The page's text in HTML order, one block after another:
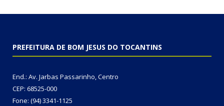
PREFEITURA DE BOM JESUS DO TOCANTINS
End.: Av. Jarbas Passarinho, Centro
CEP: 68525-000
Fone: (94) 3341-1125